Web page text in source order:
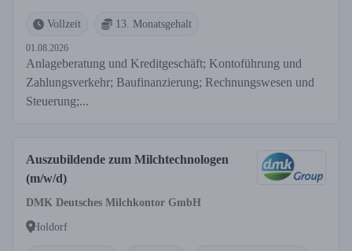
Vollzeit 13. Monatsgehalt
01.08.2026
Anlageberatung und Kreditgeschäft; Kontoführung und
Zahlungsverkehr; Baufinanzierung; Rechnungswesen und
Steuerung;...
Auszubildende zum Milchtechnologen
(m/w/d)
DMK Deutsches Milchkontor GmbH
Holdorf